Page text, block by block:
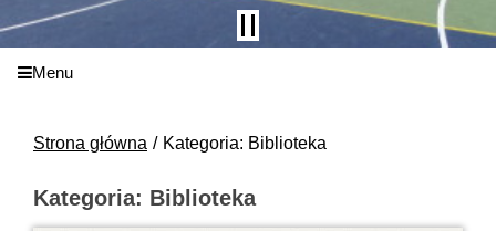
Menu
Strona główna Kategoria: Biblioteka
Kategoria: Biblioteka